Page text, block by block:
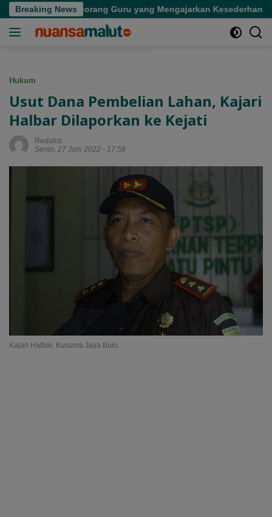
Langsung
ke
Breaking News
Seorang Guru yang Mengajarkan Kesederhanaan
Hukum
Usut Dana Pembelian Lahan, Kajari
Halbar Dilaporkan ke Kejati
Redaksi
Senin, 27 Juni 2022 - 17:59
Kajari Halbar, Kusuma Jaya Bulo.